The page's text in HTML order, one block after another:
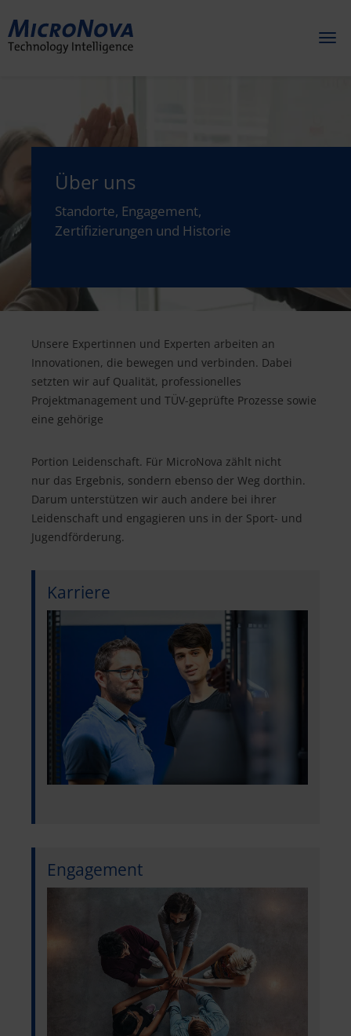
Über uns
Standorte, Engagement,
Zertifizierungen und Historie
Unsere Expertinnen und Experten arbeiten an
Innovationen, die bewegen und verbinden. Dabei
setzten wir auf Qualität, professionelles
Projektmanagement und TÜV-geprüfte Prozesse sowie
eine gehörige
Portion Leidenschaft. Für MicroNova zählt nicht
nur das Ergebnis, sondern ebenso der Weg dorthin.
Darum unterstützen wir auch andere bei ihrer
Leidenschaft und engagieren uns in der Sport- und
Jugendförderung.
Karriere
Engagement